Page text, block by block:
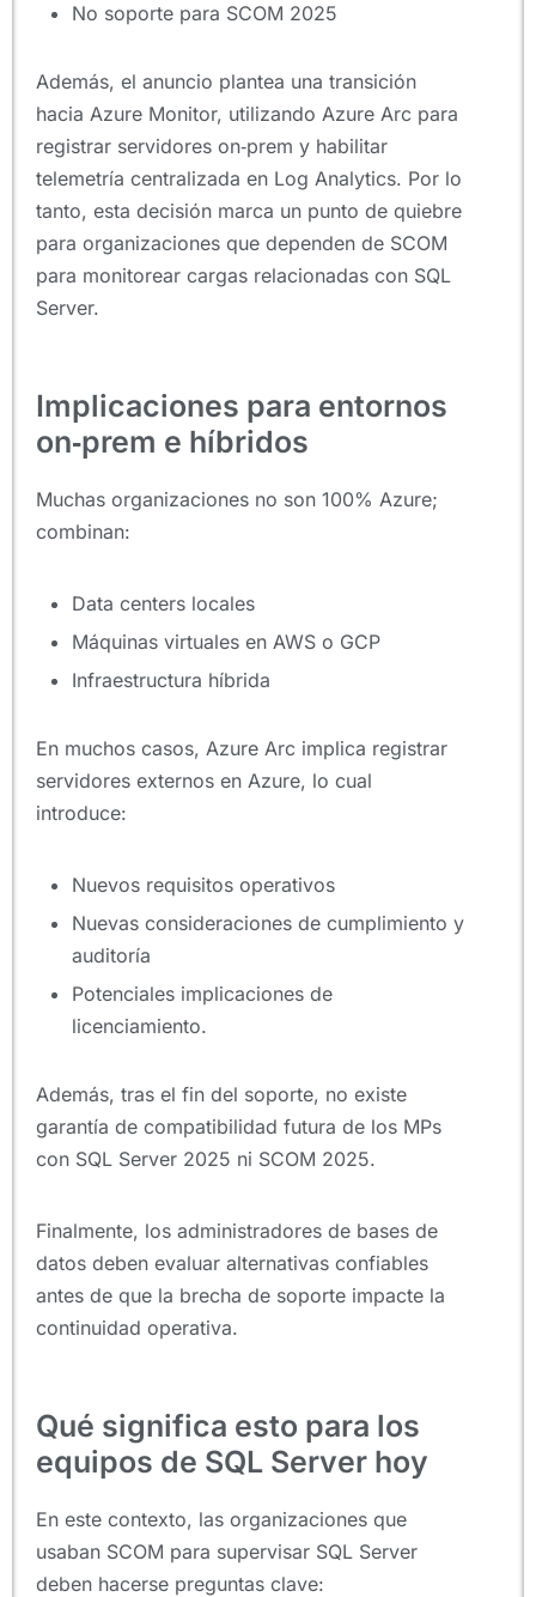
No soporte para SCOM 2025
Además, el anuncio plantea una transición
hacia Azure Monitor, utilizando Azure Arc para
registrar servidores on‑prem y habilitar
telemetría centralizada en Log Analytics. Por lo
tanto, esta decisión marca un punto de quiebre
para organizaciones que dependen de SCOM
para monitorear cargas relacionadas con SQL
Server.
Implicaciones para entornos
on‑prem e híbridos
Muchas organizaciones no son 100% Azure;
combinan:
Data centers locales
Máquinas virtuales en AWS o GCP
Infraestructura híbrida
En muchos casos, Azure Arc implica registrar
servidores externos en Azure, lo cual
introduce:
Nuevos requisitos operativos
Nuevas consideraciones de cumplimiento y
auditoría
Potenciales implicaciones de
licenciamiento.
Además, tras el fin del soporte, no existe
garantía de compatibilidad futura de los MPs
con SQL Server 2025 ni SCOM 2025.
Finalmente, los administradores de bases de
datos deben evaluar alternativas confiables
antes de que la brecha de soporte impacte la
continuidad operativa.
Qué significa esto para los
equipos de SQL Server hoy
En este contexto, las organizaciones que
usaban SCOM para supervisar SQL Server
deben hacerse preguntas clave: